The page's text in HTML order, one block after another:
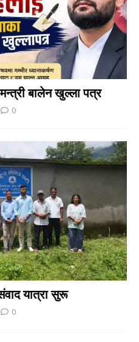
बालेन खुल्ला पत्र
0
यात्रा सुरू
0